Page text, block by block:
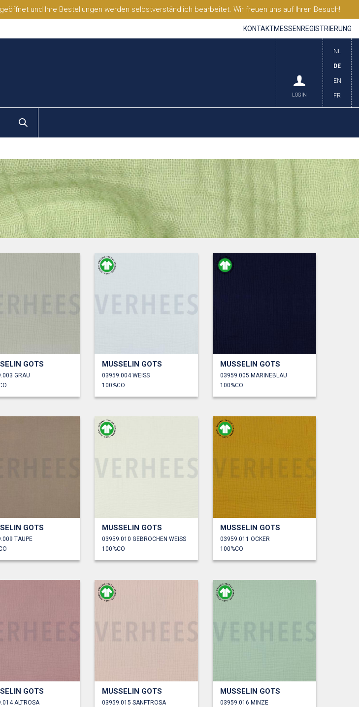
und Ihre Bestellungen werden selbstverständlich bearbeitet. Wir freuen uns auf Ihren Besuch!
KONTAKTMESSEN REGISTRIERUNG
NL
DE
EN
FR
LOGIN
GOTS
GRAU
MUSSELIN GOTS
03959.004 WEISS
100%CO
MUSSELIN GOTS
03959.005 MARINEBLAU
100%CO
GOTS
TAUPE
MUSSELIN GOTS
03959.010 GEBROCHEN WEISS
100%CO
MUSSELIN GOTS
03959.011 OCKER
100%CO
GOTS
ALTROSA
MUSSELIN GOTS
03959.015 SANFTROSA
MUSSELIN GOTS
03959.016 MINZE